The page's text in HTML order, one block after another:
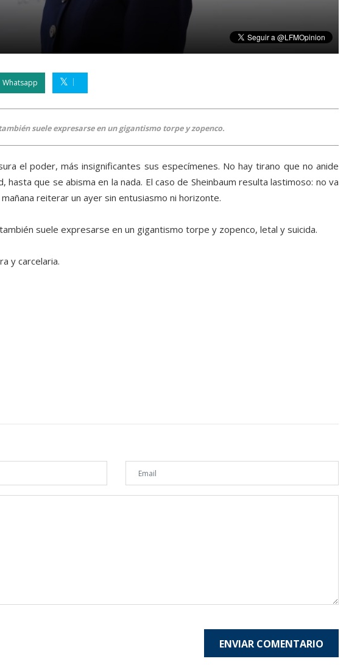
Whatsapp
suele expresarse en un gigantismo torpe y zopenco.
el poder, más insignificantes sus especímenes. No hay tirano que no anide
hasta que se abisma en la nada. El caso de Sheinbaum resulta lastimoso: no va
reiterar un ayer sin entusiasmo ni horizonte.
suele expresarse en un gigantismo torpe y zopenco, letal y suicida.
y carcelaria.
ENVIAR COMENTARIO